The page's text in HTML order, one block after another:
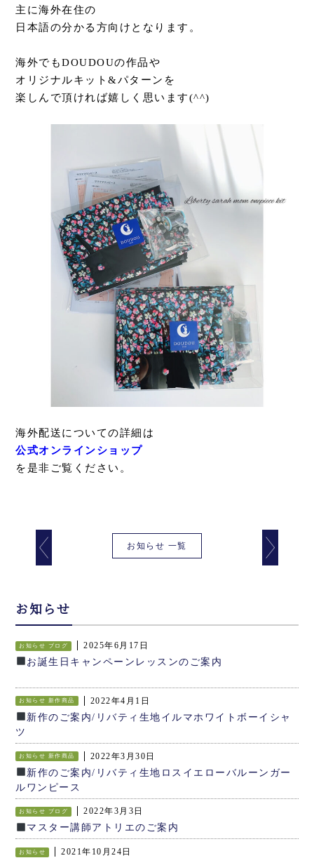
主に海外在住の
日本語の分かる方向けとなります。
海外でもDOUDOUの作品や
オリジナルキット&パターンを
楽しんで頂ければ嬉しく思います(^^)
海外配送についての詳細は
公式オンラインショップ
を是非ご覧ください。
お知らせ 一覧
お知らせ
お知らせ ブログ 2025年6月17日
お誕生日キャンペーンレッスンのご案内
お知らせ 新作商品 2022年4月1日
新作のご案内/リバティ生地イルマホワイトボーイシャ
ツ
お知らせ 新作商品 2022年3月30日
新作のご案内/リバティ生地ロスイエローバルーンガー
ルワンピース
お知らせ ブログ 2022年3月3日
マスター講師アトリエのご案内
お知らせ 2021年10月24日